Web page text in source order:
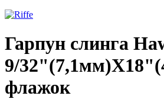
Гарпун слинга
9/
флажок